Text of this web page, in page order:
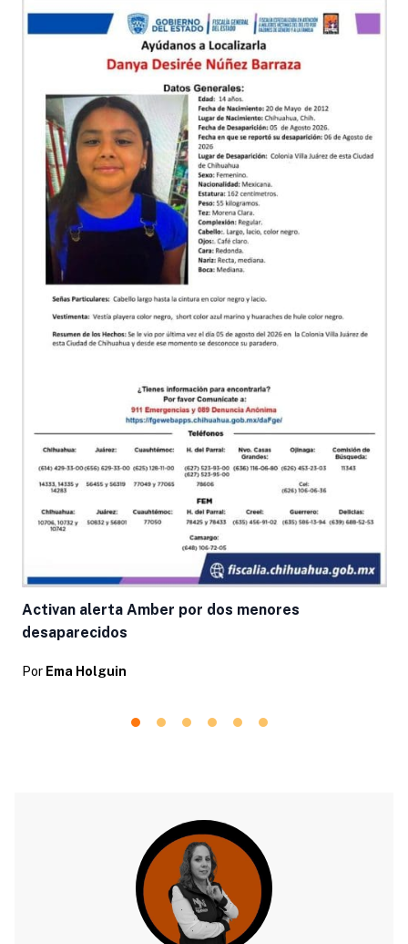
Activan alerta Amber por dos menores
desaparecidos
Por Ema Holguin